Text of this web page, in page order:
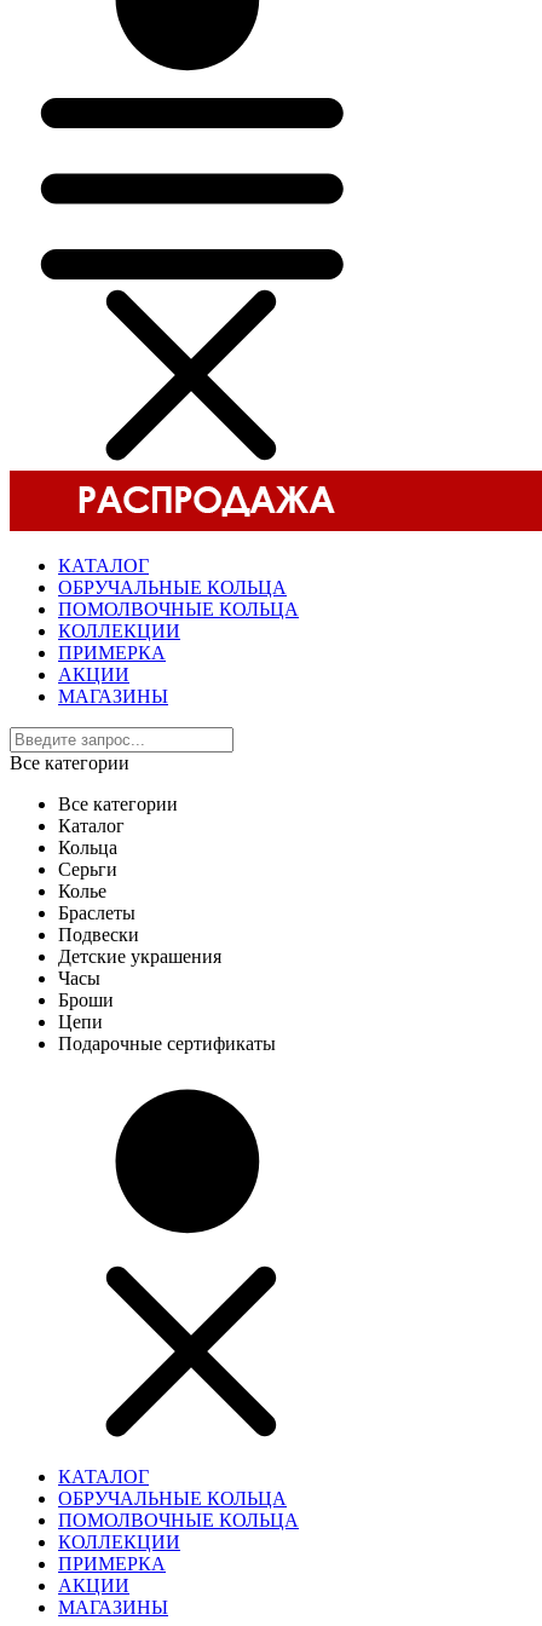
КАТАЛОГ
ОБРУЧАЛЬНЫЕ КОЛЬЦА
ПОМОЛВОЧНЫЕ КОЛЬЦА
КОЛЛЕКЦИИ
ПРИМЕРКА
АКЦИИ
МАГАЗИНЫ
Все категории
Все категории
Каталог
Кольца
Серьги
Колье
Браслеты
Подвески
Детские украшения
Часы
Броши
Цепи
Подарочные сертификаты
КАТАЛОГ
ОБРУЧАЛЬНЫЕ КОЛЬЦА
ПОМОЛВОЧНЫЕ КОЛЬЦА
КОЛЛЕКЦИИ
ПРИМЕРКА
АКЦИИ
МАГАЗИНЫ